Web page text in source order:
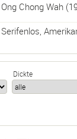
Ong Chong Wah
Serifenlos,
Dickte